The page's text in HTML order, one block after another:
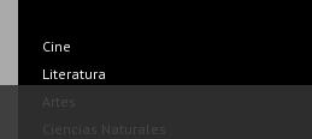
Cine
Literatura
Artes
Ciencias Naturales